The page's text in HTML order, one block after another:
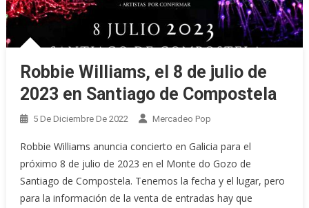
Robbie Williams, el 8 de julio de
2023 en Santiago de Compostela
5 De Diciembre De 2022 Mercadeo Pop
Robbie Williams anuncia concierto en Galicia para el
próximo 8 de julio de 2023 en el Monte do Gozo de
Santiago de Compostela. Tenemos la fecha y el lugar, pero
para la información de la venta de entradas hay que